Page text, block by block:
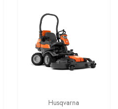
Husqvarna